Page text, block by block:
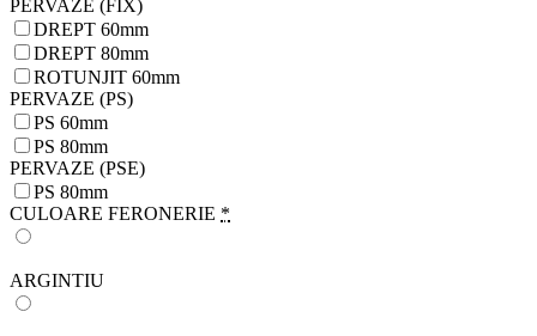
PERVAZE (FIX)
DREPT 60mm
DREPT 80mm
ROTUNJIT 60mm
PERVAZE (PS)
PS 60mm
PS 80mm
PERVAZE (PSE)
PS 80mm
CULOARE FERONERIE *
ARGINTIU